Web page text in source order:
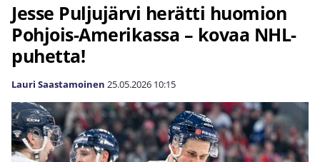
Jesse Puljujärvi herätti huomion
Pohjois-Amerikassa – kovaa NHL-
puhetta!
Lauri Saastamoinen 25.05.2026 10:15